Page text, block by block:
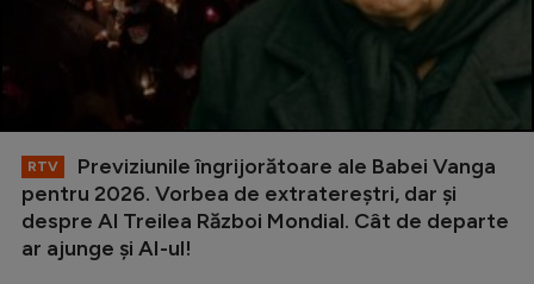
RTV
Previziunile îngrijorătoare ale Babei Vanga
pentru 2026. Vorbea de extratereștri, dar și
despre Al Treilea Război Mondial. Cât de departe
ar ajunge și AI-ul!